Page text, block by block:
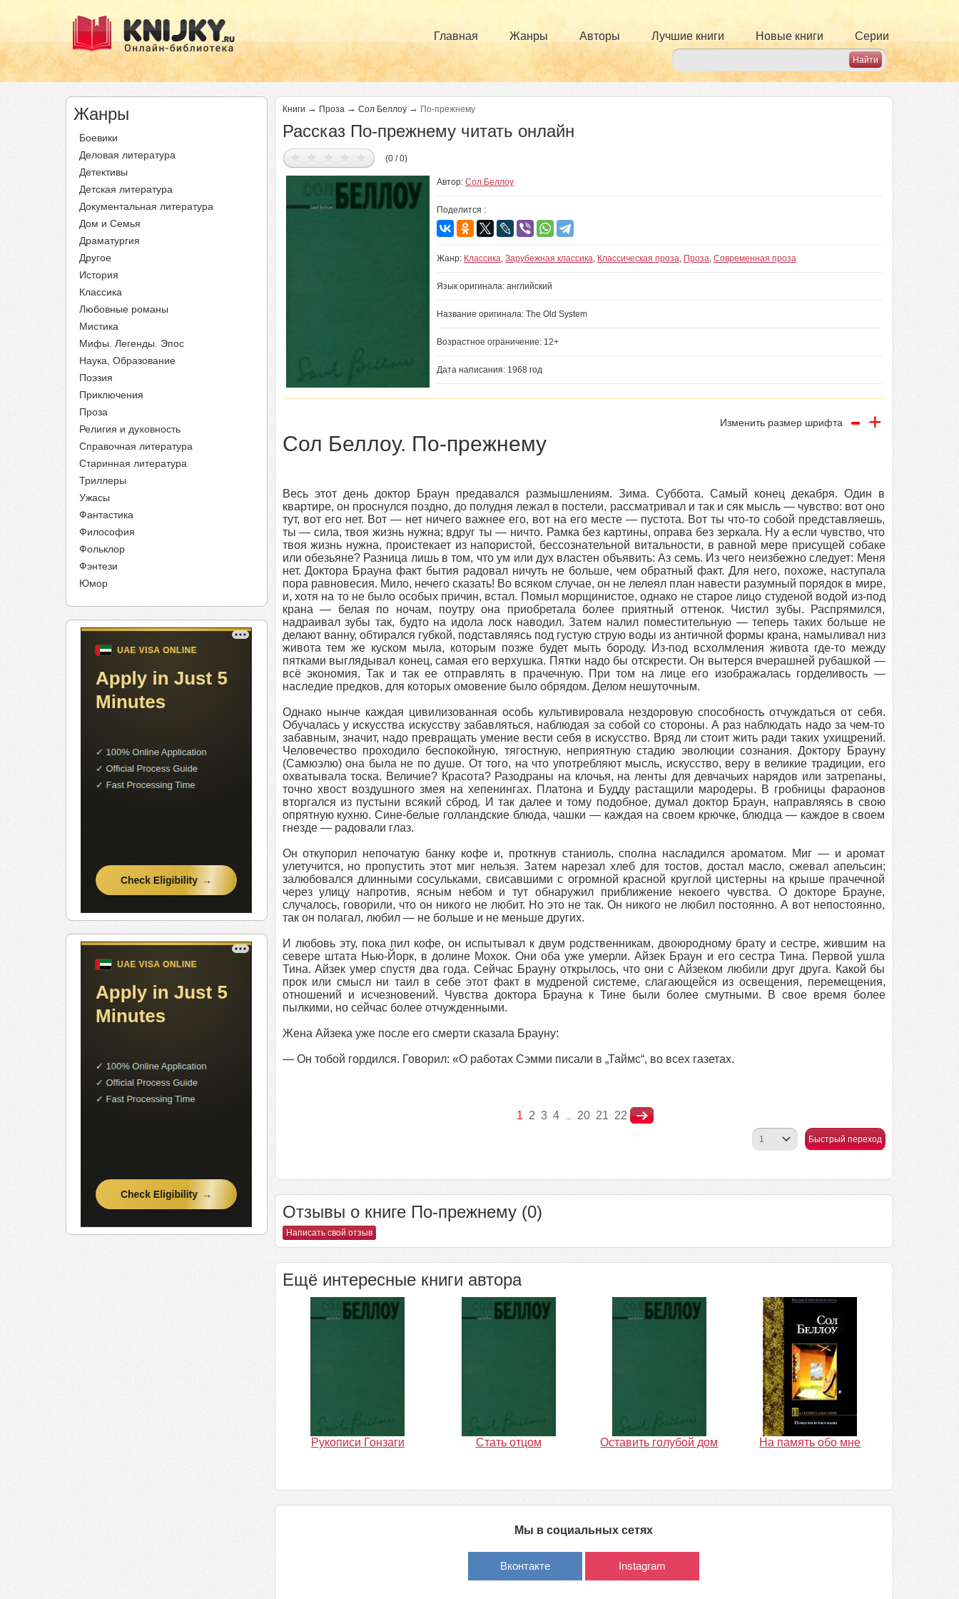
Главная Жанры Авторы Лучшие книги Новые книги Серии
Жанры
Боевики
Деловая литература
Детективы
Детская литература
Документальная литература
Дом и Семья
Драматургия
Другое
История
Классика
Любовные романы
Мистика
Мифы. Легенды. Эпос
Наука, Образование
Поэзия
Приключения
Проза
Религия и духовность
Справочная литература
Старинная литература
Триллеры
Ужасы
Фантастика
Философия
Фольклор
Фэнтези
Юмор
Книги → Проза → Сол Беллоу → По-прежнему
Рассказ По-прежнему читать онлайн
(0 / 0)
Автор: Сол Беллоу
Поделится :
Жанр: Классика, Зарубежная классика, Классическая проза, Проза, Современная проза
Язык оригинала: английский
Название оригинала: The Old System
Возрастное ограничение: 12+
Дата написания: 1968 год
Изменить размер шрифта - +
Сол Беллоу. По-прежнему
Весь этот день доктор Браун предавался размышлениям. Зима. Суббота. Самый конец декабря. Один в
квартире, он проснулся поздно, до полудня лежал в постели, рассматривал и так и сяк мысль — чувство: вот оно
тут, вот его нет. Вот — нет ничего важнее его, вот на его месте — пустота. Вот ты что-то собой представляешь,
ты — сила, твоя жизнь нужна; вдруг ты — ничто. Рамка без картины, оправа без зеркала. Ну а если чувство, что
твоя жизнь нужна, проистекает из напористой, бессознательной витальности, в равной мере присущей собаке
или обезьяне? Разница лишь в том, что ум или дух властен объявить: Аз семь. Из чего неизбежно следует: Меня
нет. Доктора Брауна факт бытия радовал ничуть не больше, чем обратный факт. Для него, похоже, наступала
пора равновесия. Мило, нечего сказать! Во всяком случае, он не лелеял план навести разумный порядок в мире,
и, хотя на то не было особых причин, встал. Помыл морщинистое, однако не старое лицо студеной водой из-под
крана — белая по ночам, поутру она приобретала более приятный оттенок. Чистил зубы. Распрямился,
надраивал зубы так, будто на идола лоск наводил. Затем налил поместительную — теперь таких больше не
делают ванну, обтирался губкой, подставляясь под густую струю воды из античной формы крана, намыливал низ
живота тем же куском мыла, которым позже будет мыть бороду. Из-под всхолмления живота где-то между
пятками выглядывал конец, самая его верхушка. Пятки надо бы отскрести. Он вытерся вчерашней рубашкой —
всё экономия. Так и так ее отправлять в прачечную. При том на лице его изображалась горделивость —
наследие предков, для которых омовение было обрядом. Делом нешуточным.
Однако нынче каждая цивилизованная особь культивировала нездоровую способность отчуждаться от себя.
Обучалась у искусства искусству забавляться, наблюдая за собой со стороны. А раз наблюдать надо за чем-то
забавным, значит, надо превращать умение вести себя в искусство. Вряд ли стоит жить ради таких ухищрений.
Человечество проходило беспокойную, тягостную, неприятную стадию эволюции сознания. Доктору Брауну
(Самюэлю) она была не по душе. От того, на что употребляют мысль, искусство, веру в великие традиции, его
охватывала тоска. Величие? Красота? Разодраны на клочья, на ленты для девчачьих нарядов или затрепаны,
точно хвост воздушного змея на хепенингах. Платона и Будду растащили мародеры. В гробницы фараонов
вторгался из пустыни всякий сброд. И так далее и тому подобное, думал доктор Браун, направляясь в свою
опрятную кухню. Сине-белые голландские блюда, чашки — каждая на своем крючке, блюдца — каждое в своем
гнезде — радовали глаз.
Он откупорил непочатую банку кофе и, проткнув станиоль, сполна насладился ароматом. Миг — и аромат
улетучится, но пропустить этот миг нельзя. Затем нарезал хлеб для тостов, достал масло, сжевал апельсин;
залюбовался длинными сосульками, свисавшими с огромной красной круглой цистерны на крыше прачечной
через улицу напротив, ясным небом и тут обнаружил приближение некоего чувства. О докторе Брауне,
случалось, говорили, что он никого не любит. Но это не так. Он никого не любил постоянно. А вот непостоянно,
так он полагал, любил — не больше и не меньше других.
И любовь эту, пока пил кофе, он испытывал к двум родственникам, двоюродному брату и сестре, жившим на
севере штата Нью-Йорк, в долине Мохок. Они оба уже умерли. Айзек Браун и его сестра Тина. Первой ушла
Тина. Айзек умер спустя два года. Сейчас Брауну открылось, что они с Айзеком любили друг друга. Какой бы
прок или смысл ни таил в себе этот факт в мудреной системе, слагающейся из освещения, перемещения,
отношений и исчезновений. Чувства доктора Брауна к Тине были более смутными. В свое время более
пылкими, но сейчас более отчужденными.
Жена Айзека уже после его смерти сказала Брауну:
— Он тобой гордился. Говорил: «О работах Сэмми писали в „Таймс“, во всех газетах.
1 2 3 4 ... 20 21 22
Быстрый переход
Отзывы о книге По-прежнему (0)
Написать свой отзыв
Ещё интересные книги автора
Рукописи Гонзаги Стать отцом Оставить голубой дом На память обо мне
Мы в социальных сетях
Вконтакте Instagram